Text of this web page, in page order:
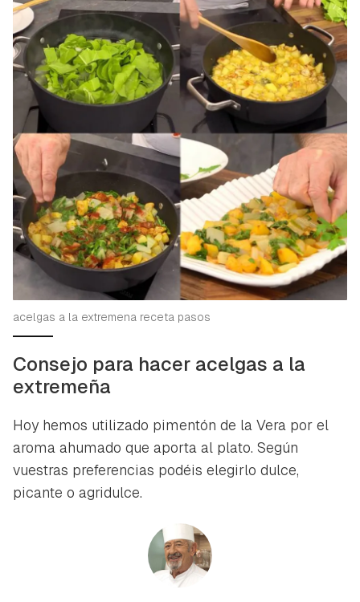
acelgas a la extremena receta pasos
Consejo para hacer acelgas a la
extremeña
Hoy hemos utilizado pimentón de la Vera por el
aroma ahumado que aporta al plato. Según
vuestras preferencias podéis elegirlo dulce,
picante o agridulce.